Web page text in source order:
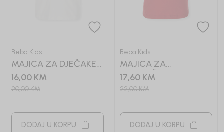
Beba Kids
MAJICA ZA DJEČAKE
BASIC
16,00 KM
20,00KM
DODAJ U KORPU
Beba Kids
MAJICA ZA
DJEVOJČICE BASIC
17,60 KM
22,00KM
DODAJ U KORPU